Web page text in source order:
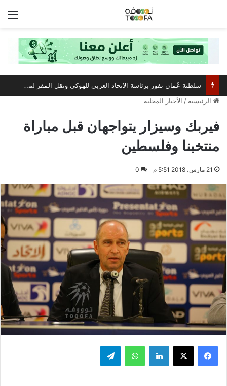
سلطنة عُمان تفوز برئاسة الاتحاد العربي للهوكي ونقل المقر لمسقط
الرئيسية / الأخبار المحلية
فيربك وسيزار يتواجهان قبل مباراة
منتخبنا وفلسطين
21 مارس، 2018 5:51 م 0
فيسبوك ‫X لينكدإن واتساب تيلقرام